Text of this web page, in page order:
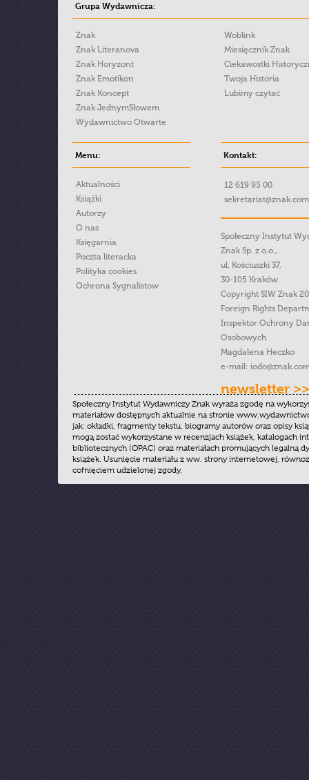
Grupa Wydawnicza:
Znak
Znak Literanova
Znak Horyzont
Znak Emotikon
Znak Koncept
Znak JednymSłowem
Wydawnictwo Otwarte
Woblink
Miesięcznik Znak
Ciekawostki
Twoja Historia
Lubimy czytać
Menu:
Aktualności
Książki
Autorzy
O nas
Księgarnia
Poczta literacka
Polityka cookies
Ochrona Sygnalistow
Kontakt:
12 619 95 00
Społeczny Instytut
Znak Sp. z o.o.,
ul. Kościuszki 37,
30-105 Kraków
Copyright SIW Znak
Foreign Rights
Inspektor Ochrony
Osobowych
Magdalena Heczko
e-mail:
newsletter >>
Społeczny Instytut Wydawniczy Znak wyraża zgodę na
materiałów dostępnych aktualnie na stronie
jak: okładki, fragmenty tekstu, biogramy autorów oraz opisy
mogą zostać wykorzystane w recenzjach książek, katalogach
bibliotecznych (OPAC) oraz materiałach promujących legalną
książek. Usunięcie materiału z ww. strony internetowej,
cofnięciem udzielonej zgody.